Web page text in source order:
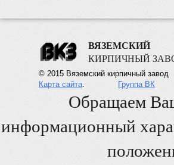
ВЯЗЕМСКИЙ
КИРПИЧНЫЙ
© 2015 Вяземский кирпичный завод
Карта сайта. Группа ВК
Обращаем
информационный